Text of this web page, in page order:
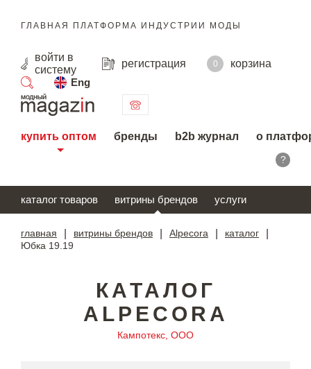
ГЛАВНАЯ ПЛАТФОРМА ИНДУСТРИИ МОДЫ
войти в
систему
регистрация 0
корзина
Eng
поиск
купить оптом бренды b2b журнал о
?
каталог товаров витрины брендов услуги
главная витрины брендов Alpecora каталог
Юбка 19.19
КАТАЛОГ
ALPECORA
Кампотекс, ООО